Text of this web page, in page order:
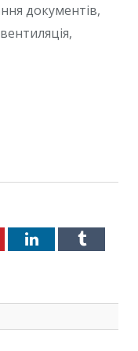
документів,
LinkedInTumblr